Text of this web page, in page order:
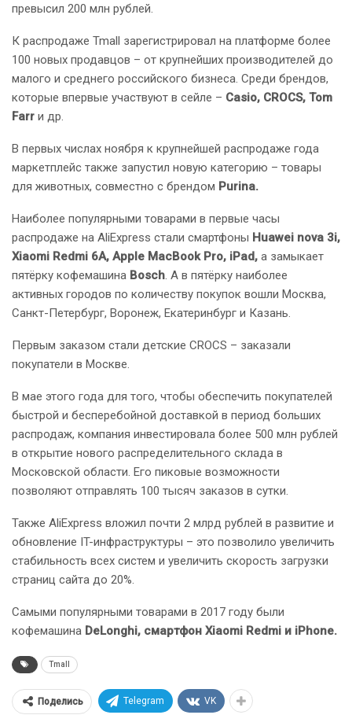
превысил 200 млн рублей.
К распродаже Tmall зарегистрировал на платформе более
100 новых продавцов – от крупнейших производителей до
малого и среднего российского бизнеса. Среди брендов,
которые впервые участвуют в сейле – Casio, CROCS, Tom
Farr и др.
В первых числах ноября к крупнейшей распродаже года
маркетплейс также запустил новую категорию – товары
для животных, совместно с брендом Purina.
Наиболее популярными товарами в первые часы
распродаже на AliExpress стали смартфоны Huawei nova 3i,
Xiaomi Redmi 6A, Apple MacBook Pro, iPad, а замыкает
пятёрку кофемашина Bosch. А в пятёрку наиболее
активных городов по количеству покупок вошли Москва,
Санкт-Петербург, Воронеж, Екатеринбург и Казань.
Первым заказом стали детские CROCS – заказали
покупатели в Москве.
В мае этого года для того, чтобы обеспечить покупателей
быстрой и бесперебойной доставкой в период больших
распродаж, компания инвестировала более 500 млн рублей
в открытие нового распределительного склада в
Московской области. Его пиковые возможности
позволяют отправлять 100 тысяч заказов в сутки.
Также AliExpress вложил почти 2 млрд рублей в развитие и
обновление IT-инфраструктуры – это позволило увеличить
стабильность всех систем и увеличить скорость загрузки
страниц сайта до 20%.
Самыми популярными товарами в 2017 году были
кофемашина DeLonghi, смартфон Xiaomi Redmi и iPhone.
Tmall
Поделись Telegram VK